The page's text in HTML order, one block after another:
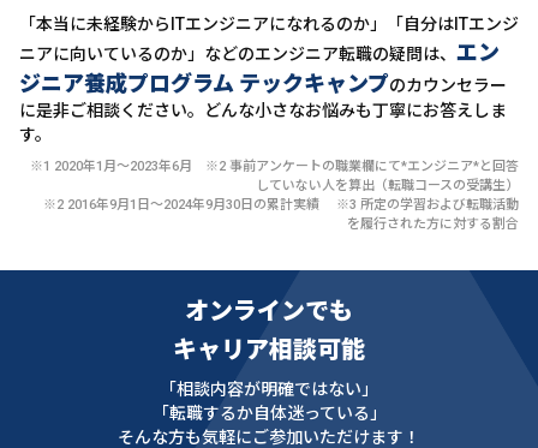
「本当に未経験からITエンジニアになれるのか」「自分はITエンジ
ニアに向いているのか」などのエンジニア転職の疑問は、 エン
ジニア養成プログラム テックキャンプのカウンセラー
に是非ご相談ください。どんな小さなお悩みも丁寧にお答えしま
す。
※1 2020年1月〜2023年6月 ※2 事前アンケートの職業欄にて*エンジニア*と回答
していない人を算出（転職コースの受講生）
※2 2016年9月1日〜2024年9月30日の累計実績 ※3 所定の学習および転職活動
を履行された方に対する割合
オンラインでも
キャリア相談可能
「相談内容が明確ではない」
「転職するか自体迷っている」
そんな方も気軽にご参加いただけます！